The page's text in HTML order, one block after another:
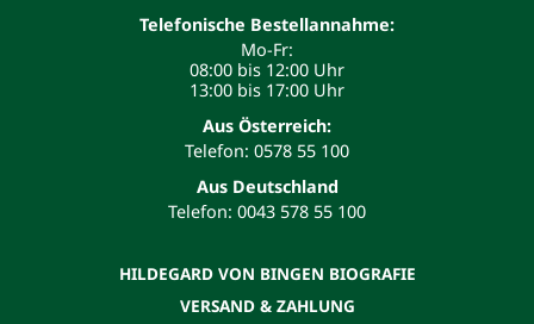
Telefonische Bestellannahme:
Mo-Fr:
08:00 bis 12:00 Uhr
13:00 bis 17:00 Uhr
Aus Österreich:
Telefon: 0578 55 100
Aus Deutschland
Telefon: 0043 578 55 100
HILDEGARD VON BINGEN BIOGRAFIE
VERSAND & ZAHLUNG